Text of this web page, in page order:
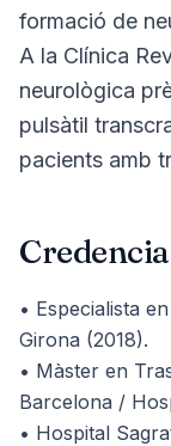
formació de
A la Clínica
neurològica
pulsàtil
pacients amb
• Especialista
Girona (2018).
• Màster en
Barcelona /
• Hospital